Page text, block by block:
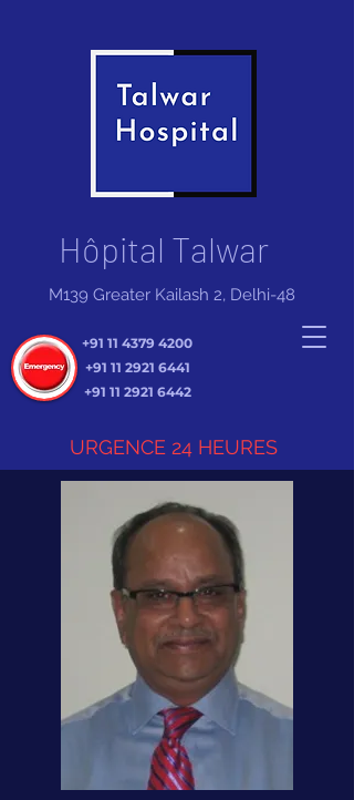
Hôpital Talwar
+91 11 4379 4200
+91 11 2921 6441
+91 11 2921 6442
URGENCE 24 HEURES
M139 Greater Kailash 2, Delhi-48